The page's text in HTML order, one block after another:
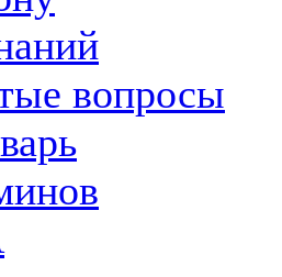
вопросы